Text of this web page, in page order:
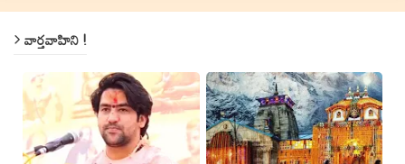
వార్తవాహిని !